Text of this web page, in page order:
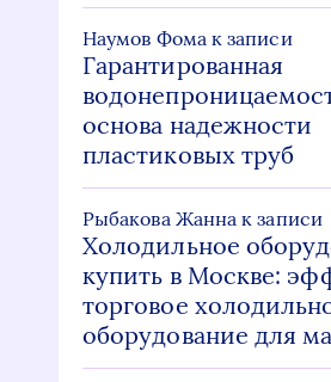
Наумов Фомак записи
Гарантированная
основа надежности
пластиковых труб
Рыбакова Жанна к записи
Холодильное
купить в Москве:
торговое
оборудование для